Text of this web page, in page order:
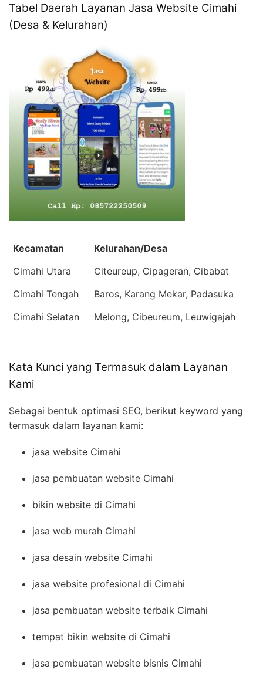
Tabel Daerah Layanan Jasa Website Cimahi
(Desa & Kelurahan)
Kecamatan
Kelurahan/Desa
Cimahi Utara
Citeureup, Cipageran, Cibabat
Cimahi Tengah
Baros, Karang Mekar, Padasuka
Cimahi Selatan
Melong, Cibeureum, Leuwigajah
Kata Kunci yang Termasuk dalam Layanan
Kami
Sebagai bentuk optimasi SEO, berikut keyword yang
termasuk dalam layanan kami:
jasa website Cimahi
jasa pembuatan website Cimahi
bikin website di Cimahi
jasa web murah Cimahi
jasa desain website Cimahi
jasa website profesional di Cimahi
jasa pembuatan website terbaik Cimahi
tempat bikin website di Cimahi
jasa pembuatan website bisnis Cimahi